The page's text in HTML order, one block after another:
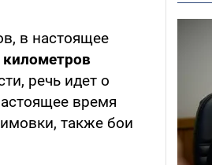
в настоящее
речь идет о
время
также бои